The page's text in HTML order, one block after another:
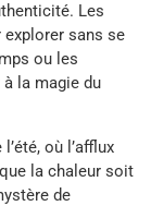
Les
sans se
ou les
la magie du
où l’afflux
la chaleur soit
de